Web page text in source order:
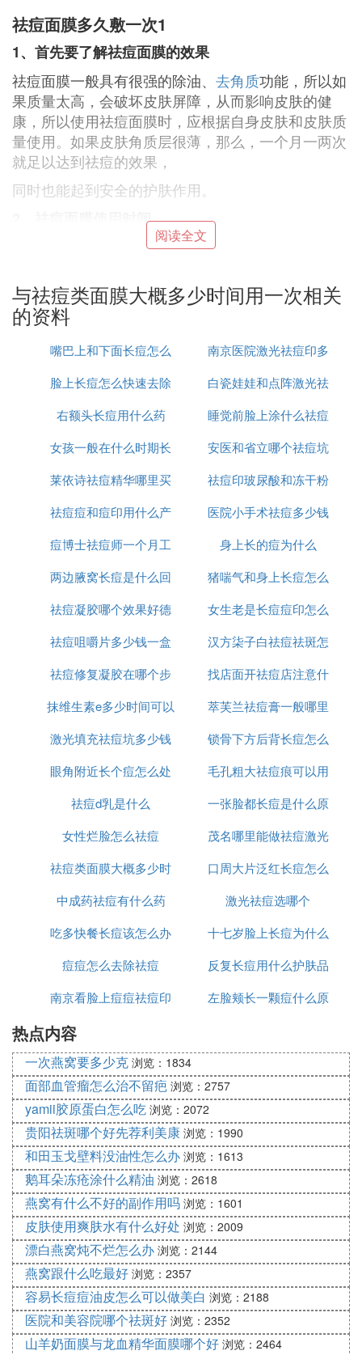
祛痘面膜多久敷一次1
1、首先要了解祛痘面膜的效果
祛痘面膜一般具有很强的除油、 去角质功能，所以如
果质量太高，会破坏皮肤屏障，从而影响皮肤的健
康，所以使用祛痘面膜时，应根据自身皮肤和皮肤质
量使用。如果皮肤角质层很薄，那么，一个月一两次
就足以达到祛痘的效果，
同时也能起到安全的护肤作用。
2、祛痘面膜使用时间
一般在使用祛痘面膜时，不能天天敷，平均每3到4天
膜20分钟至30分钟，如果皮肤属于祛痘肌，那么这种
情况就比较严重。因此，使用时间应控制在15分钟
内，这样才能使消炎成分产生，对祛痘有一定的效
果，否则会给皮肤带来一定的副作用，应该把握时间
祛痘面膜几天用一次，祛痘面膜的正确用法，使用频
率掌握好非常重要，不好过高也不宜过低，根据自己
的皮肤状况来决定，所以正确使用方法可以改善肌
肤，从而真正让肌肤更好，所以不妨试试，只想知道
自己有多没用。
自制祛痘面膜
1、绿豆粉祛痘面膜：取绿豆粉一包。在敷脸前先涂
些化妆水，再将纸巾敷在脸上，纸巾上先要挖些可以
呼吸的小洞洞，再涂上绿豆粉，用后一撕就下来了。
肤才不会因为粒子太粗而造成伤害。该面膜可清热消
毒，治疗青春痘。
2、芦荟祛痘青春面膜： 将新鲜芦荟去皮，切一小块
果肉，再用透气胶布贴在痘痘上，隔一天即可消炎去
功效：不仅对于青春痘有很大的改善作用，均匀敷于
全脸，还有助于肌肤光洁亮丽。
3、蜂蜜番茄面膜：先将番茄压烂取汁，加入适量蜂
蜜和少许面粉调成膏状，涂于面部保持20——30分
还具有祛斑除皱和治疗皮肤痤疮等功能
4、香蕉面膜：熟香蕉半只，捣烂成泥状，掺入适量
的牛奶，调成糊状，敷在脸上，保持15－20分钟后用
清水洗净。此法可使皮肤清爽滑润，除去脸部痤疮及
雀斑。
祛痘面膜多久敷一次2
祛痘面膜可以天天敷吗？一周可以用几次？对于很多
那么祛痘面膜可以天天敷吗？针对这个问题可以明确
告诉大家不行，如果长期使用，必然会导致皮肤出现
堵塞，严重的情况下，很可能会导致滋生很多粉刺。
因此，我们不建议您在平时频繁使用祛痘面膜。当
然，不建议你天天敷，但你需要有秩序地使用它。最
好每三天用一次。
祛痘面膜可以天天敷吗？很多可爱的女孩为了让自己
的皮肤更细腻有光泽，纷纷选择了祛痘面膜来改善各
种皮肤问题，当然，这种做法也是可以理解的。从医
学角度看，祛痘面膜也有很好的效果，不仅能使皮肤
更紧致、更有弹性，还能修复皮肤存在的'各种问题，
如高出油率、面部皮肤皱纹等问题。但不一定要天天
涂面膜，因为对皮肤的伤害，这是比较大的。原因是
面膜富含很多精华，如果长期使用容易造成毛孔堵
塞，比如对于皮肤不是很好的女生来说，可以选择一
周敷两次面膜，直到皮肤状况好转后可以选择5天敷
阅读全文
与祛痘类面膜大概多少时间用一次相关
的资料
嘴巴上和下面长痘怎么
治
南京医院激光祛痘印多
少钱
脸上长痘怎么快速去除
白瓷娃娃和点阵激光祛
痘印哪个好
右额头长痘用什么药
睡觉前脸上涂什么祛痘
印
女孩一般在什么时期长
痘
安医和省立哪个祛痘坑
痘印好
莱依诗祛痘精华哪里买
祛痘印玻尿酸和冻干粉
哪个好
祛痘痘和痘印用什么产
品
医院小手术祛痘多少钱
一次
痘博士祛痘师一个月工
资多少
身上长的痘为什么
两边腋窝长痘是什么回
事
猪喘气和身上长痘怎么
治疗
祛痘凝胶哪个效果好德
国
女生老是长痘痘印怎么
办
祛痘咀嚼片多少钱一盒
汉方柒子白祛痘祛斑怎
么样
祛痘修复凝胶在哪个步
骤使用
找店面开祛痘店注意什
么
抹维生素e多少时间可以
祛痘坑
萃芙兰祛痘膏一般哪里
有卖
激光填充祛痘坑多少钱
锁骨下方后背长痘怎么
消除
眼角附近长个痘怎么处
理
毛孔粗大祛痘痕可以用
什么
祛痘d乳是什么
一张脸都长痘是什么原
因
女性烂脸怎么祛痘
茂名哪里能做祛痘激光
祛痘类面膜大概多少时
间用一次
口周大片泛红长痘怎么
办
中成药祛痘有什么药
激光祛痘选哪个
吃多快餐长痘该怎么办
十七岁脸上长痘为什么
痘痘怎么去除祛痘
反复长痘用什么护肤品
祛痘
南京看脸上痘痘祛痘印
左脸颊长一颗痘什么原
热点内容
一次燕窝要多少克 浏览：1834
面部血管瘤怎么治不留疤 浏览：2757
yamii胶原蛋白怎么吃 浏览：2072
贵阳祛斑哪个好先荐利美康 浏览：1990
和田玉戈壁料没油性怎么办 浏览：1613
鹅耳朵冻疮涂什么精油 浏览：2618
燕窝有什么不好的副作用吗 浏览：1601
皮肤使用爽肤水有什么好处 浏览：2009
漂白燕窝炖不烂怎么办 浏览：2144
燕窝跟什么吃最好 浏览：2357
容易长痘痘油皮怎么可以做美白 浏览：2188
医院和美容院哪个祛斑好 浏览：2352
山羊奶面膜与龙血精华面膜哪个好 浏览：2464